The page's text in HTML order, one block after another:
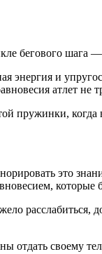
бегового шага
энергия и
атлет не
пружинки,
это
которые
расслабиться,
своему